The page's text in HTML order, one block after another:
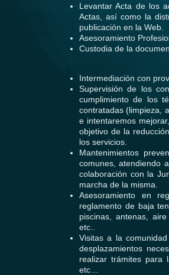
Levantar Acta de los
Actas, así como la
publicación en la Web.
Asesoramiento
Custodia de la
Intermediación con
Supervisión de los
cumplimiento de los
contratadas (limpieza,
e intentaremos
objetivo de la
los servicios.
Mantenimientos
comunes, atendiendo
colaboración con la
marcha de la misma.
Asesoramiento en
reglamento de baja
piscinas, antenas,
etc..
Visitas a la
desplazamientos
realizar trámites para
etc…